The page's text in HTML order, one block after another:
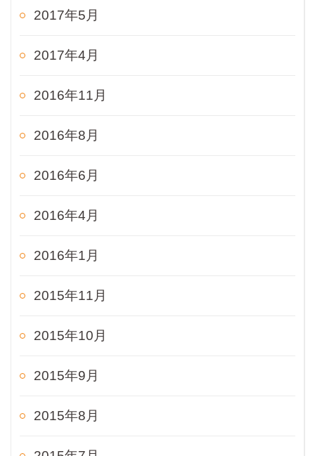
2017年5月
2017年4月
2016年11月
2016年8月
2016年6月
2016年4月
2016年1月
2015年11月
2015年10月
2015年9月
2015年8月